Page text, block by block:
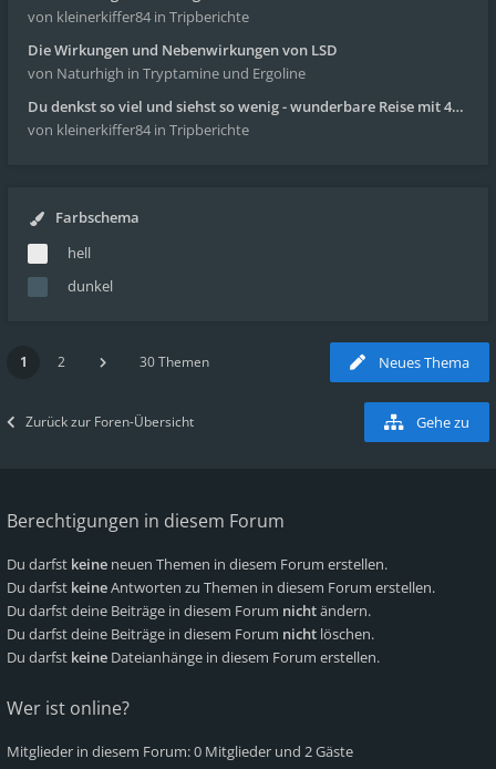
von kleinerkiffer84 in Tripberichte
Die Wirkungen und Nebenwirkungen von LSD
von Naturhigh in Tryptamine und Ergoline
Du denkst so viel und siehst so wenig - wunderbare Reise mit 4g Pilze
von kleinerkiffer84 in Tripberichte
Farbschema
hell
dunkel
Neues Thema
1 2 30 Themen
Zurück zur Foren-Übersicht Gehe zu
Berechtigungen in diesem Forum
Du darfst keine neuen Themen in diesem Forum erstellen.
Du darfst keineAntworten zu Themen in diesem Forum erstellen.
Du darfst deine Beiträge in diesem Forum nichtändern.
Du darfst deine Beiträge in diesem Forum nicht löschen.
Du darfst keine Dateianhänge in diesem Forum erstellen.
Wer ist online?
Mitglieder in diesem Forum: 0 Mitglieder und 2 Gäste